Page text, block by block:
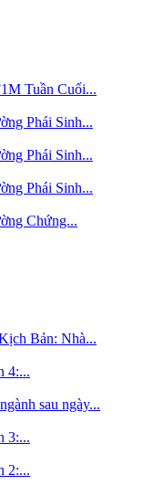
Tuần Cuối...
Phái Sinh...
Phái Sinh...
Phái Sinh...
Chứng...
Bản: Nhà...
4:...
sau ngày...
3:...
2:...